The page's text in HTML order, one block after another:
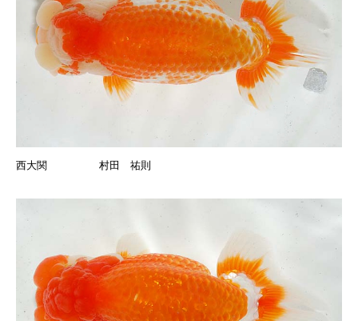
西大関 村田 祐則